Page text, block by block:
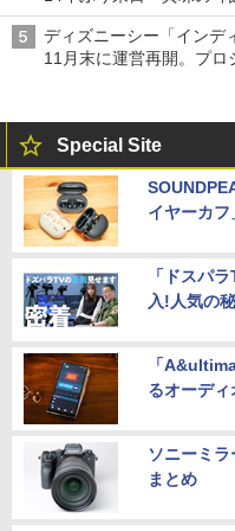
ディズニーシー「インデ
11月末に運営再開。プロ
Special Site
イヤーカ
「ドスパ
入!人気の
「
るオーデ
ソニーミ
まとめ